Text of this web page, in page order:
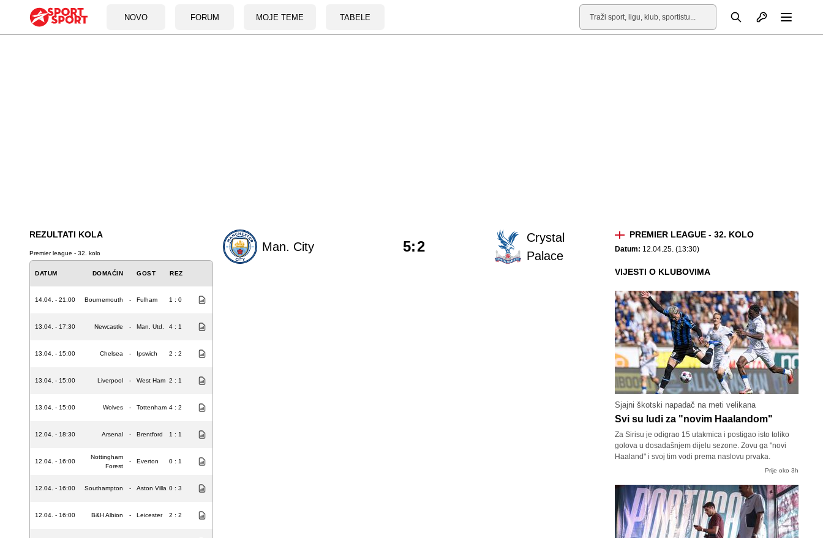
NOVO FORUM MOJE TEME TABELE
Pretraga Otvori profil
REZULTATI KOLA
Premier league - 32. kolo
DATUM DOMAĆIN GOST REZ
14.04. - 21:00 Bournemouth - Fulham 1 : 0
13.04. - 17:30 Newcastle - Man. Utd. 4 : 1
13.04. - 15:00 Chelsea - Ipswich 2 : 2
13.04. - 15:00 Liverpool - West Ham 2 : 1
13.04. - 15:00 Wolves - Tottenham 4 : 2
12.04. - 18:30 Arsenal - Brentford 1 : 1
12.04. - 16:00
Nottingham
Forest
- Everton 0 : 1
12.04. - 16:00 Southampton - Aston Villa 0 : 3
12.04. - 16:00 B&H Albion - Leicester 2 : 2
Man. City
Crystal
Palace
5:2
PREMIER LEAGUE - 32. KOLO
Datum: 12.04.25. (13:30)
VIJESTI O KLUBOVIMA
Sjajni škotski napadač na meti velikana
Svi su ludi za "novim Haalandom"
Za Sirisu je odigrao 15 utakmica i postigao isto toliko
golova u dosadašnjem dijelu sezone. Zovu ga "novi
Haaland" i svoj tim vodi prema naslovu prvaka.
Prije oko 3h